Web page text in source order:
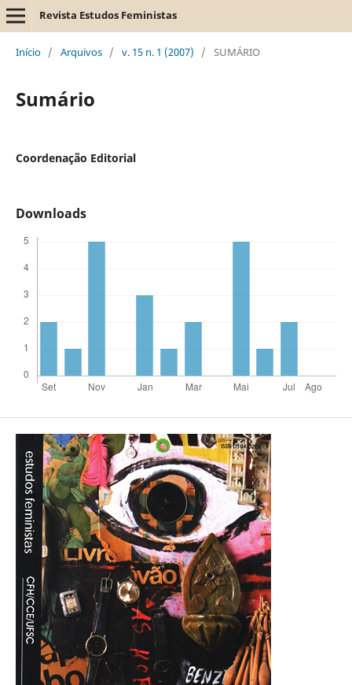
Revista Estudos Feministas
Início / Arquivos / v. 15 n. 1 (2007) / SUMÁRIO
Sumário
Coordenação Editorial
Downloads